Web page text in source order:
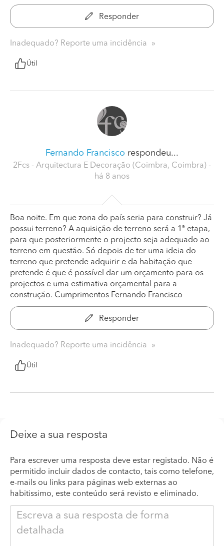
Responder
Inadequado? Reporte uma incidência
Útil
Fernando Francisco respondeu...
2Fcs - Arquitectura E Decoração (Coimbra, Coimbra) -
há 8 anos
Boa noite. Em que zona do país seria para construir? Já
possui terreno? A aquisição de terreno será a 1ª etapa,
para que posteriormente o projecto seja adequado ao
terreno em questão. Só depois de ter uma ideia do
terreno que pretende adquirir e da habitação que
pretende é que é possível dar um orçamento para os
projectos e uma estimativa orçamental para a
construção. Cumprimentos Fernando Francisco
Responder
Inadequado? Reporte uma incidência
Útil
Deixe a sua resposta
Para escrever uma resposta deve estar registado. Não é
permitido incluir dados de contacto, tais como telefone,
e-mails ou links para páginas web externas ao
habitissimo, este conteúdo será revisto e eliminado.